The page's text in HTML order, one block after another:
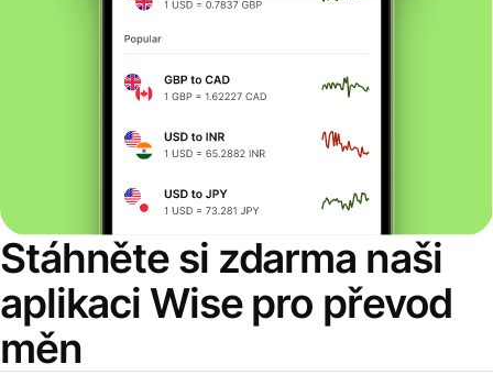
Stáhněte si zdarma naši
aplikaci Wise pro převod
měn